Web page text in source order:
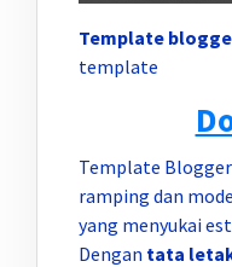
Template
template
Template
ramping dan
yang menyukai
Dengan tata